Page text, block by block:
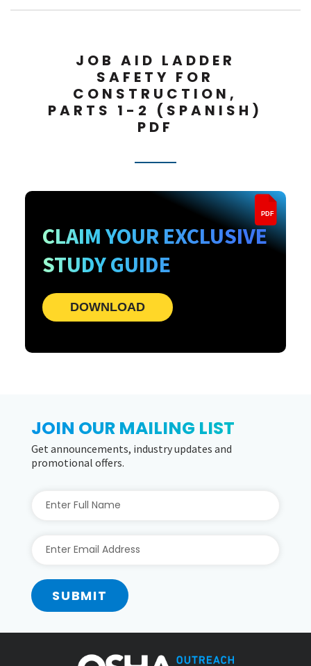
JOB AID LADDER
SAFETY FOR
CONSTRUCTION,
PARTS 1-2 (SPANISH)
PDF
PDF
CLAIM YOUR EXCLUSIVE
STUDY GUIDE
DOWNLOAD
JOIN OUR MAILING LIST
Get announcements, industry updates and
promotional offers.
SUBMIT